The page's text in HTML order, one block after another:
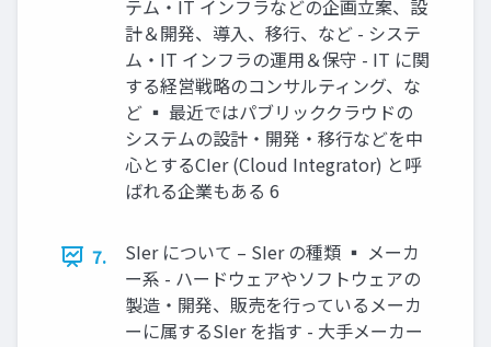
テム・IT インフラなどの企画立案、設
計＆開発、導入、移行、など - システ
ム・IT インフラの運用＆保守 - IT に関
する経営戦略のコンサルティング、な
ど ▪ 最近ではパブリッククラウドの
システムの設計・開発・移行などを中
心とするCIer (Cloud Integrator) と呼
ばれる企業もある 6
7.
SIer について – SIer の種類 ▪ メーカ
ー系 - ハードウェアやソフトウェアの
製造・開発、販売を行っているメーカ
ーに属するSIer を指す - 大手メーカー